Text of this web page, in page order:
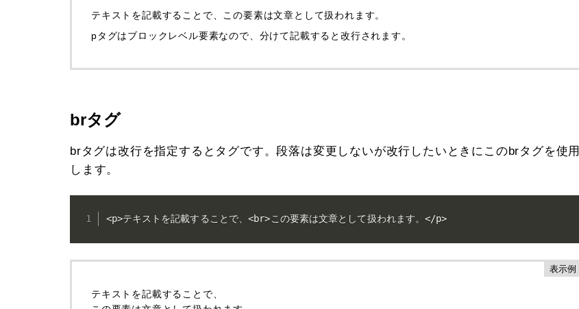
テキストを記載することで、この要素は文章として扱われます。
pタグはブロックレベル要素なので、分けて記載すると改行されます。
brタグ
brタグは改行を指定するとタグです。段落は変更しないが改行したいときにこのbrタグを使用
します。
<p>テキストを記載することで、<br>この要素は文章として扱われます。</p>
テキストを記載することで、